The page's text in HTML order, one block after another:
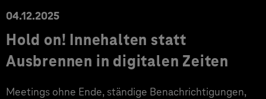
04.12.2025
Hold on! Innehalten statt
Ausbrennen in digitalen Zeiten
Meetings ohne Ende, ständige Benachrichtigungen,